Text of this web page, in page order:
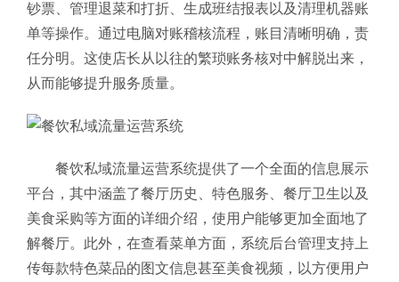
钞票、管理退菜和打折、生成班结报表以及清理机器账
单等操作。通过电脑对账稽核流程，账目清晰明确，责
任分明。这使店长从以往的繁琐账务核对中解脱出来，
从而能够提升服务质量。
餐饮私域流量运营系统提供了一个全面的信息展示
平台，其中涵盖了餐厅历史、特色服务、餐厅卫生以及
美食采购等方面的详细介绍，使用户能够更加全面地了
解餐厅。此外，在查看菜单方面，系统后台管理支持上
传每款特色菜品的图文信息甚至美食视频，以方便用户